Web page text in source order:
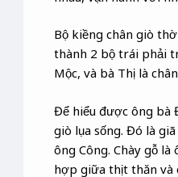
Bộ kiềng chân giò
thành 2 bộ trái phải
Mộc, và bà Thị là
Để hiểu được ông bà
giò lụa sống. Đó là
ông Công. Chày gỗ
hợp giữa thịt thăn và